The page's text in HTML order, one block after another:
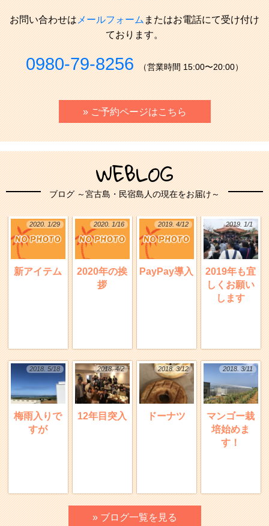
お問い合わせはメールフォームまたはお電話にて受け付け
ております。
0980-79-8256 （営業時間 15:00〜20:00）
» ご予約ページはこちら
WEBLOG
ブログ ～宮古島・民宿島人の現在をお届け～
2020. 1/29
新アイテム
2020. 1/16
2020年の挨
拶
2019. 4/12
PayPay導入
2019. 1/1
2019年も宜
しくお願い
します
2018. 5/18
梅雨入りで
すが
2018. 4/2
12年目突入
2018. 3/12
ドーナツ
2018. 3/11
マンゴー栽
培始めま
す！
» ブログ一覧を見る